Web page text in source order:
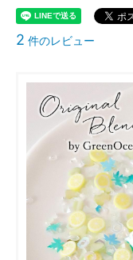
2 件のレビュー